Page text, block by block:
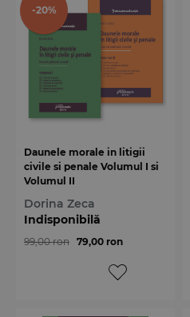
-20%
Daunele morale in litigii
civile si penale Volumul I si
Volumul II
Dorina Zeca
Indisponibilă
99,00 ron 79,00 ron